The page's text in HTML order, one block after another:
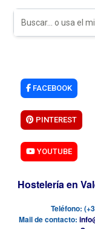
FACEBOOK
PINTEREST
YOUTUBE
Hostelería en
Teléfono:
Mail de contacto: